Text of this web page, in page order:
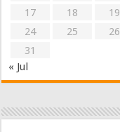
17
18 19
24
25 26
31
« Jul